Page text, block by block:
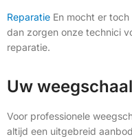
Reparatie En mocht er
dan zorgen onze technici
reparatie.
Uw
Voor professionele
altijd een uitgebreid